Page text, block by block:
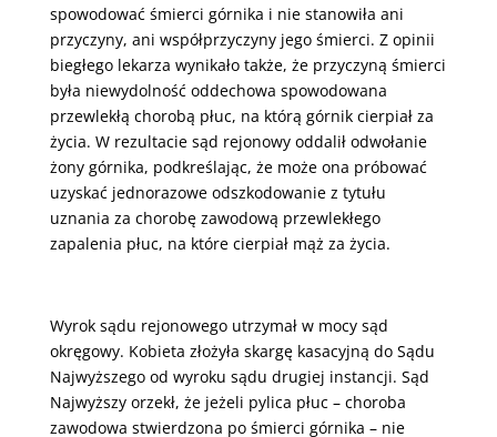
spowodować śmierci górnika i nie stanowiła ani
przyczyny, ani współprzyczyny jego śmierci. Z opinii
biegłego lekarza wynikało także, że przyczyną śmierci
była niewydolność oddechowa spowodowana
przewlekłą chorobą płuc, na którą górnik cierpiał za
życia. W rezultacie sąd rejonowy oddalił odwołanie
żony górnika, podkreślając, że może ona próbować
uzyskać jednorazowe odszkodowanie z tytułu
uznania za chorobę zawodową przewlekłego
zapalenia płuc, na które cierpiał mąż za życia.
Wyrok sądu rejonowego utrzymał w mocy sąd
okręgowy. Kobieta złożyła skargę kasacyjną do Sądu
Najwyższego od wyroku sądu drugiej instancji. Sąd
Najwyższy orzekł, że jeżeli pylica płuc – choroba
zawodowa stwierdzona po śmierci górnika – nie